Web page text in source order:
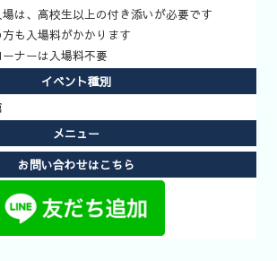
は、高校生以上の付き添いが必要です
も入場料がかかります
ナーは入場料不要
イベント種別
メニュー
お問い合わせはこちら